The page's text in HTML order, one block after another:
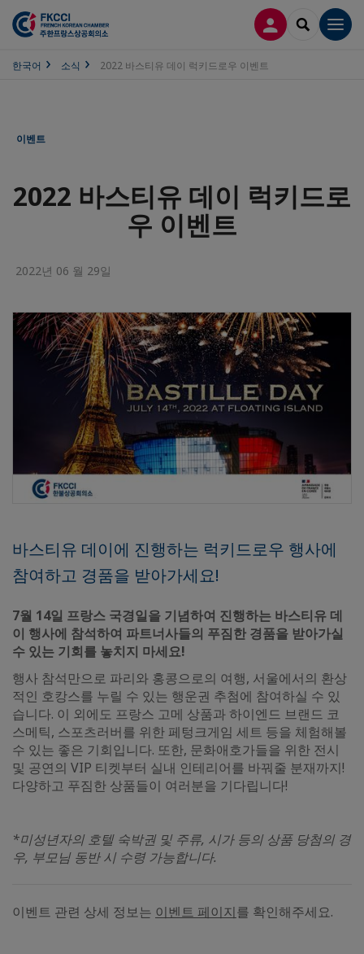
접속 SEARCH
한국어 소식 2022 바스티유 데이 럭키드로우 이벤트
이벤트
2022 바스티유 데이 럭키드로
우 이벤트
2022년 06 월 29일
바스티유 데이에 진행하는 럭키드로우 행사에
참여하고 경품을 받아가세요!
7월 14일 프랑스 국경일을 기념하여 진행하는 바스티유 데
이 행사에 참석하여 파트너사들의 푸짐한 경품을 받아가실
수 있는 기회를 놓치지 마세요!
행사 참석만으로 파리와 홍콩으로의 여행, 서울에서의 환상
적인 호캉스를 누릴 수 있는 행운권 추첨에 참여하실 수 있
습니다. 이 외에도 프랑스 고메 상품과 하이엔드 브랜드 코
스메틱, 스포츠러버를 위한 페텅크게임 세트 등을 체험해볼
수 있는 좋은 기회입니다. 또한, 문화애호가들을 위한 전시
및 공연의 VIP 티켓부터 실내 인테리어를 바꿔줄 분재까지!
다양하고 푸짐한 상품들이 여러분을 기다립니다!
*미성년자의 호텔 숙박권 및 주류, 시가 등의 상품 당첨의 경
우, 부모님 동반 시 수령 가능합니다.
이벤트 관련 상세 정보는 이벤트 페이지를 확인해주세요.